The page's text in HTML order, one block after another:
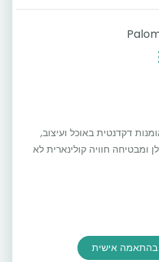
דקדנטית באוכל ועיצוב,
ומבטיחה חוויה קולינארית לא
בהתאמה אישית